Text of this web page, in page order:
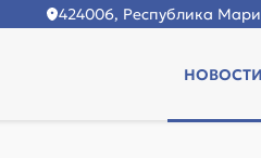
424006, Республика
НОВОСТИ